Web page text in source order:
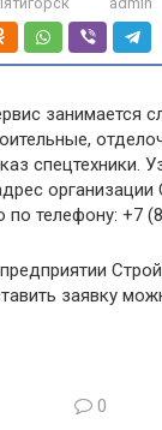
занимается
спецтехники.
организации
по телефону: +7
заявку
0